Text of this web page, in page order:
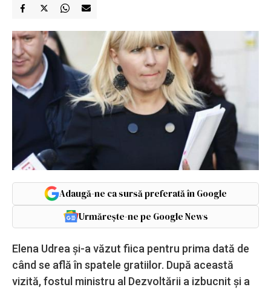
Adaugă-ne ca sursă preferată în Google
Urmărește-ne pe Google News
Elena Udrea și-a văzut fiica pentru prima dată de
când se află în spatele gratiilor. După această
vizită, fostul ministru al Dezvoltării a izbucnit și a